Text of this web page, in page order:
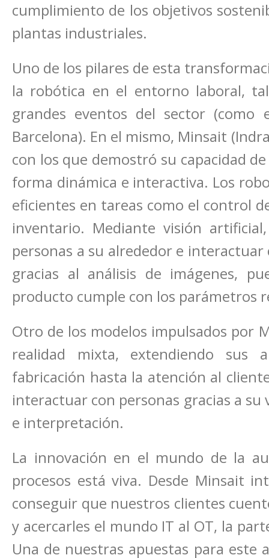
cumplimiento de los objetivos
plantas industriales.
Uno de los pilares de esta
la robótica en el entorno laboral,
grandes eventos del sector (como
Barcelona). En el mismo, Minsait
con los que demostró su capacidad
forma dinámica e interactiva. Los
eficientes en tareas como el control
inventario. Mediante visión
personas a su alrededor e
gracias al análisis de imágenes,
producto cumple con los parámetros
Otro de los modelos impulsados por
realidad mixta, extendiendo sus
fabricación hasta la atención al
interactuar con personas gracias a su
e interpretación.
La innovación en el mundo de la
procesos está viva. Desde Minsait
conseguir que nuestros clientes
y acercarles el mundo IT al OT, la
Una de nuestras apuestas para este